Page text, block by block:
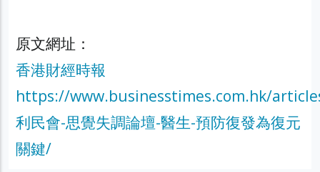
原文網址：
香港財經時報
https://www.businesstimes.com.hk/
利民會-思覺失調論壇-醫生-預防復發為復元
關鍵/